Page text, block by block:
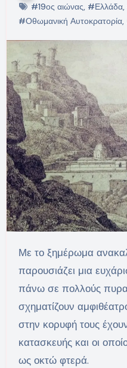
#19ος αιώνας, #Ελλάδα,
#Οθωμανική Αυτοκρατορία,
Με το ξημέρωμα
παρουσιάζει μια
πάνω σε πολλούς
σχηματίζουν
στην κορυφή τους
κατασκευής και οι
ως οκτώ φτερά.